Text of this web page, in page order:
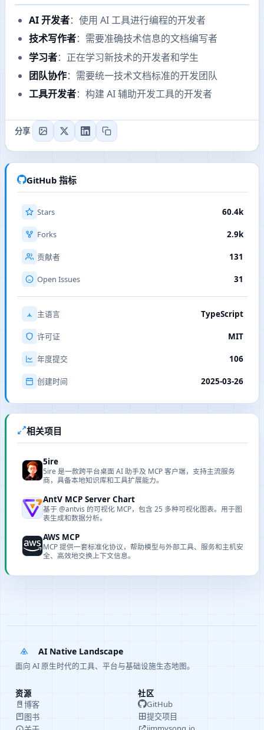
AI 开发者：使用 AI 工具进行编程的开发者
技术写作者：需要准确技术信息的文档编写者
学习者：正在学习新技术的开发者和学生
团队协作：需要统一技术文档标准的开发团队
工具开发者：构建 AI 辅助开发工具的开发者
分享
GitHub 指标
Stars 60.4k
Forks 2.9k
贡献者 131
Open Issues 31
主语言 TypeScript
许可证 MIT
年度提交 106
创建时间 2025-03-26
相关项目
5ire
5ire 是一款跨平台桌面 AI 助手及 MCP 客户端，支持主流服务
商，具备本地知识库和工具扩展能力。
AntV MCP Server Chart
基于 @antvis 的可视化 MCP，包含 25 多种可视化图表。用于图
表生成和数据分析。
AWS MCP
MCP 提供一套标准化协议，帮助模型与外部工具、服务和主机安
全、高效地交换上下文信息。
AI Native Landscape
面向 AI 原生时代的工具、平台与基础设施生态地图。
资源
博客
图书
社区
GitHub
提交项目